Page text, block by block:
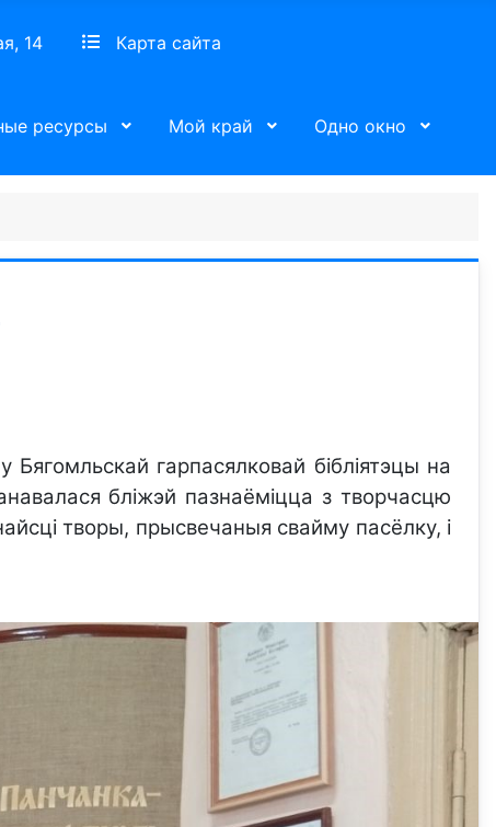
14 Карта сайта
ресурсы Мой край Одно окно
гарпасялковай бібліятэцы на
бліжэй пазнаёміцца з творчасцю
творы, прысвечаныя свайму пасёлку, і